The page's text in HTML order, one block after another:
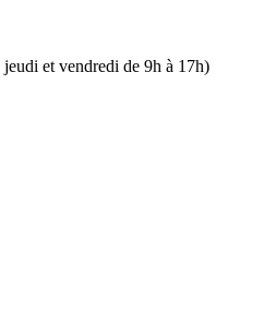
et vendredi de 9h à 17h)